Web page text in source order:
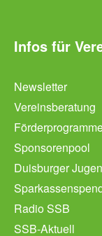
Infos für
Newsletter
Vereinsberatung
Sponsorenpool
Duisburger
Radio SSB
SSB-Aktuell